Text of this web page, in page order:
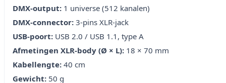
DMX-output: 1 universe (512 kanalen)
DMX-connector: 3-pins XLR-jack
USB-poort: USB 2.0 / USB 1.1, type A
Afmetingen XLR-body (Ø × L): 18 × 70 mm
Kabellengte: 40 cm
Gewicht: 50 g